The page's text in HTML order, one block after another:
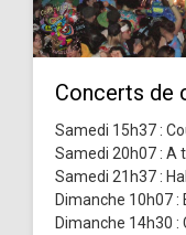
Concerts de
Samedi 15h37 :
Samedi 20h07 : A
Samedi 21h37 :
Dimanche 10h07 :
Dimanche 14h30 :